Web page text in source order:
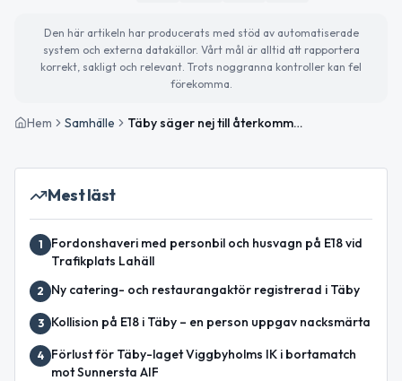
Den här artikeln har producerats med stöd av automatiserade
system och externa datakällor. Vårt mål är alltid att rapportera
korrekt, sakligt och relevant. Trots noggranna kontroller kan fel
förekomma.
Hem Samhälle Täby säger nej till återkommunalisering av skolor
Mest läst
1
Fordonshaveri med personbil och husvagn på E18 vid
Trafikplats Lahäll
2 Ny catering- och restaurangaktör registrerad i Täby
3 Kollision på E18 i Täby – en person uppgav nacksmärta
4
Förlust för Täby-laget Viggbyholms IK i bortamatch
mot Sunnersta AIF